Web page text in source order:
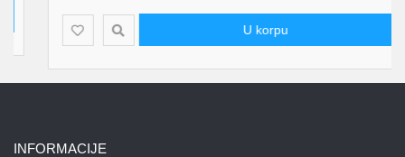
U korpu
INFORMACIJE